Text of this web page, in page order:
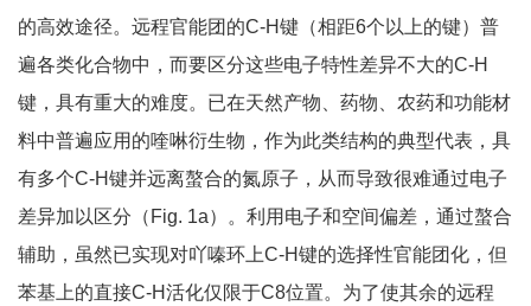
的高效途径。远程官能团的C-H键（相距6个以上的键）普
遍各类化合物中，而要区分这些电子特性差异不大的C-H
键，具有重大的难度。已在天然产物、药物、农药和功能材
料中普遍应用的喹啉衍生物，作为此类结构的典型代表，具
有多个C-H键并远离螯合的氮原子，从而导致很难通过电子
差异加以区分（Fig. 1a）。利用电子和空间偏差，通过螯合
辅助，虽然已实现对吖嗪环上C-H键的选择性官能团化，但
苯基上的直接C-H活化仅限于C8位置。为了使其余的远程